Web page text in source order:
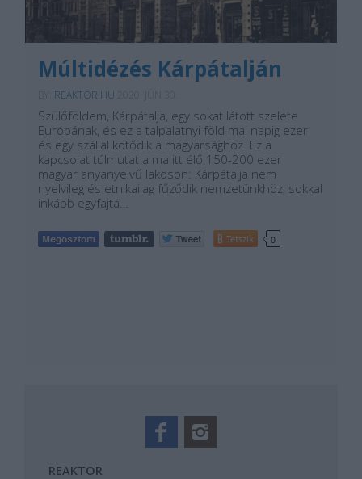
Múltidézés Kárpátalján
REAKTOR.HU
Szülőföldem, Kárpátalja, egy sokat látott szelete
Európának, és ez a talpalatnyi föld mai napig ezer
és egy szállal kötődik a magyarsághoz. Ez a
kapcsolat túlmutat a ma itt élő 150-200 ezer
magyar anyanyelvű lakoson: Kárpátalja nem
nyelvileg és etnikailag fűződik nemzetünkhöz, sokkal
inkább egyfajta…
Tetszik 0
REAKTOR